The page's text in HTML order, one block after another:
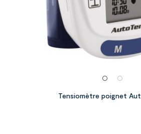
Tensiomètre poignet